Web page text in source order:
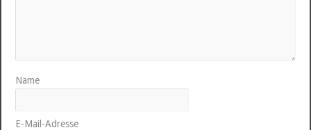
Name
E-Mail-Adresse